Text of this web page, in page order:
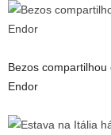
Bezos
Endor